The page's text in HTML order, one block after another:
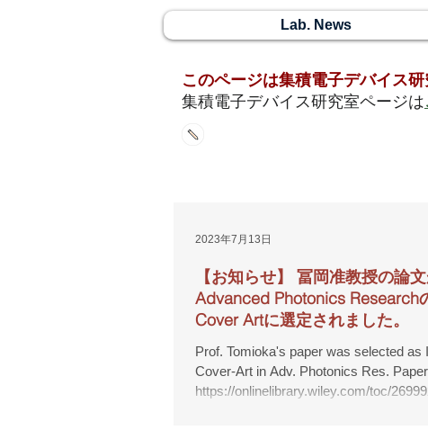
Lab. News
このページは集積電子デバイス
​集積電子デバイス研究室ページは
【お知らせ】 冨岡准教授の論
Advanced Photonics Research
Cover Artに選定されました。
Prof. Tomioka's paper was selected as
Cover-Art in Adv. Photonics Res.
https://onlinelibrary.wiley.com/toc/
2023年7月13日